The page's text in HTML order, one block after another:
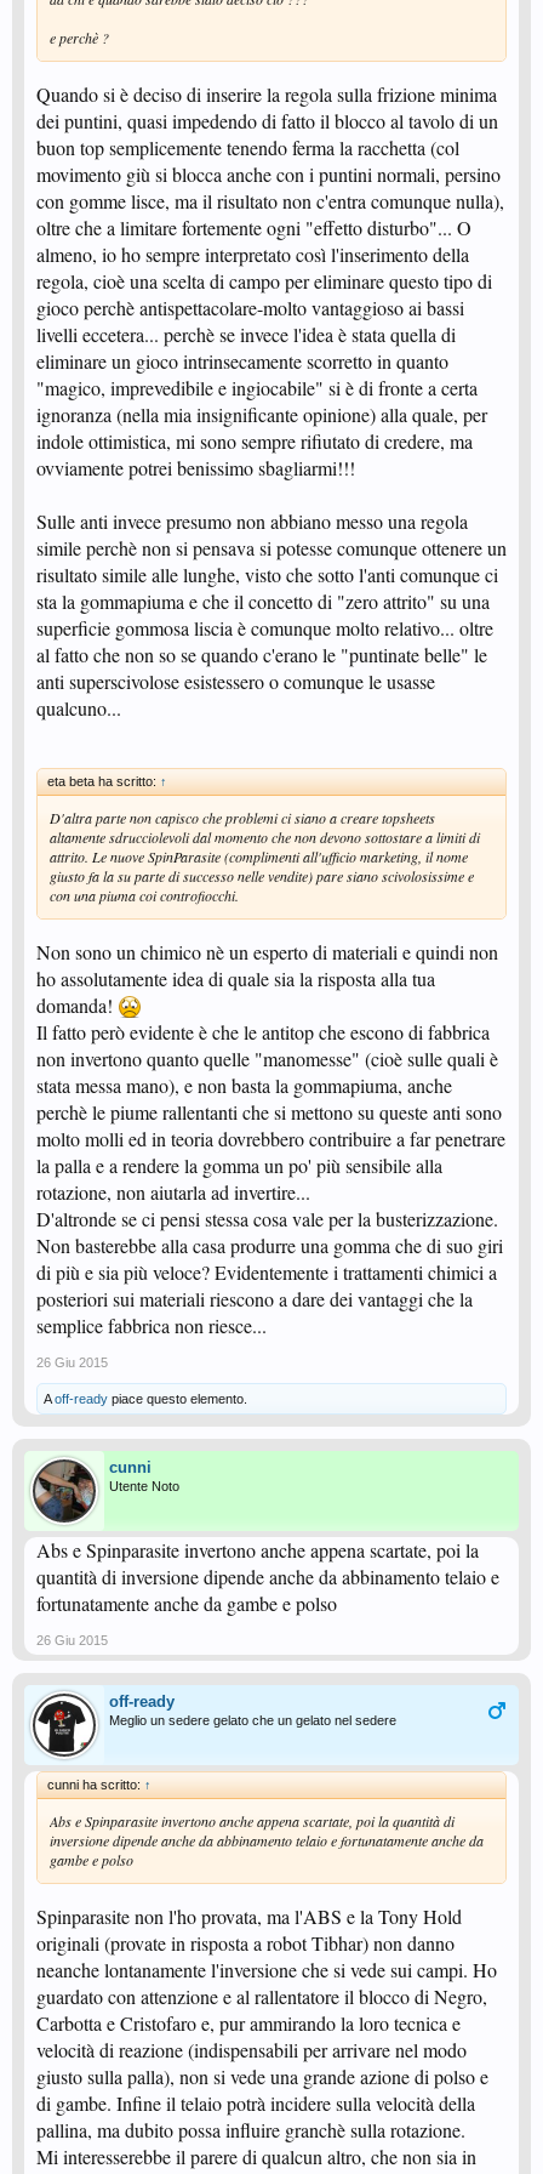
e perchè ?
Quando si è deciso di inserire la regola sulla frizione minima
dei puntini, quasi impedendo di fatto il blocco al tavolo di un
buon top semplicemente tenendo ferma la racchetta (col
movimento giù si blocca anche con i puntini normali, persino
con gomme lisce, ma il risultato non c'entra comunque nulla),
oltre che a limitare fortemente ogni "effetto disturbo"... O
almeno, io ho sempre interpretato così l'inserimento della
regola, cioè una scelta di campo per eliminare questo tipo di
gioco perchè antispettacolare-molto vantaggioso ai bassi
livelli eccetera... perchè se invece l'idea è stata quella di
eliminare un gioco intrinsecamente scorretto in quanto
"magico, imprevedibile e ingiocabile" si è di fronte a certa
ignoranza (nella mia insignificante opinione) alla quale, per
indole ottimistica, mi sono sempre rifiutato di credere, ma
ovviamente potrei benissimo sbagliarmi!!!
Sulle anti invece presumo non abbiano messo una regola
simile perchè non si pensava si potesse comunque ottenere un
risultato simile alle lunghe, visto che sotto l'anti comunque ci
sta la gommapiuma e che il concetto di "zero attrito" su una
superficie gommosa liscia è comunque molto relativo... oltre
al fatto che non so se quando c'erano le "puntinate belle" le
anti superscivolose esistessero o comunque le usasse
qualcuno...
eta beta ha scritto: ↑
D'altra parte non capisco che problemi ci siano a creare topsheets
altamente sdrucciolevoli dal momento che non devono sottostare a limiti di
attrito. Le nuove SpinParasite (complimenti all'ufficio marketing, il nome
giusto fa la su parte di successo nelle vendite) pare siano scivolosissime e
con una piuma coi controfiocchi.
Non sono un chimico nè un esperto di materiali e quindi non
ho assolutamente idea di quale sia la risposta alla tua
domanda!
Il fatto però evidente è che le antitop che escono di fabbrica
non invertono quanto quelle "manomesse" (cioè sulle quali è
stata messa mano), e non basta la gommapiuma, anche
perchè le piume rallentanti che si mettono su queste anti sono
molto molli ed in teoria dovrebbero contribuire a far penetrare
la palla e a rendere la gomma un po' più sensibile alla
rotazione, non aiutarla ad invertire...
D'altronde se ci pensi stessa cosa vale per la busterizzazione.
Non basterebbe alla casa produrre una gomma che di suo giri
di più e sia più veloce? Evidentemente i trattamenti chimici a
posteriori sui materiali riescono a dare dei vantaggi che la
semplice fabbrica non riesce...
26 Giu 2015
Aoff-ready piace questo elemento.
cunni
Utente Noto
Abs e Spinparasite invertono anche appena scartate, poi la
quantità di inversione dipende anche da abbinamento telaio e
fortunatamente anche da gambe e polso
26 Giu 2015
off-ready
Meglio un sedere gelato che un gelato nel sedere
cunni ha scritto: ↑
Abs e Spinparasite invertono anche appena scartate, poi la quantità di
inversione dipende anche da abbinamento telaio e fortunatamente anche da
gambe e polso
Spinparasite non l'ho provata, ma l'ABS e la Tony Hold
originali (provate in risposta a robot Tibhar) non danno
neanche lontanamente l'inversione che si vede sui campi. Ho
guardato con attenzione e al rallentatore il blocco di Negro,
Carbotta e Cristofaro e, pur ammirando la loro tecnica e
velocità di reazione (indispensabili per arrivare nel modo
giusto sulla palla), non si vede una grande azione di polso e
di gambe. Infine il telaio potrà incidere sulla velocità della
pallina, ma dubito possa influire granchè sulla rotazione.
Mi interesserebbe il parere di qualcun altro, che non sia in